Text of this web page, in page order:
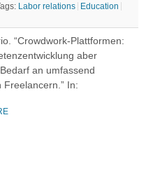
Labor relations
Education
“Crowdwork-Plattformen:
aber
an umfassend
Freelancern.” In: